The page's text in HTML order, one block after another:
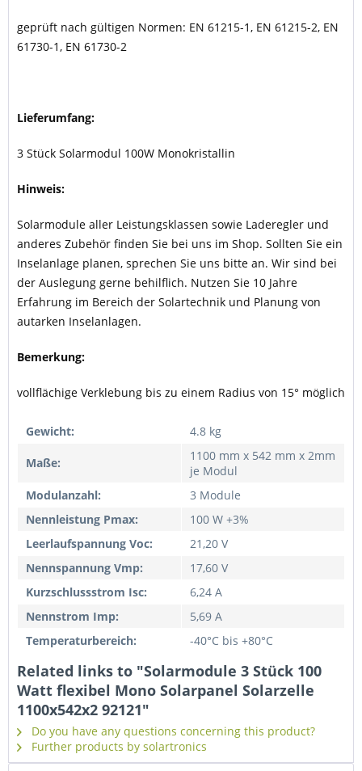
geprüft nach gültigen Normen: EN 61215-1, EN 61215-2, EN
61730-1, EN 61730-2
Lieferumfang:
3 Stück Solarmodul 100W Monokristallin
Hinweis:
Solarmodule aller Leistungsklassen sowie Laderegler und
anderes Zubehör finden Sie bei uns im Shop. Sollten Sie ein
Inselanlage planen, sprechen Sie uns bitte an. Wir sind bei
der Auslegung gerne behilflich. Nutzen Sie 10 Jahre
Erfahrung im Bereich der Solartechnik und Planung von
autarken Inselanlagen.
Bemerkung:
vollflächige Verklebung bis zu einem Radius von 15° möglich
Gewicht: 4.8 kg
Maße:
1100 mm x 542 mm x 2mm
je Modul
Modulanzahl:
3 Module
Nennleistung Pmax:
100 W +3%
Leerlaufspannung Voc:
21,20 V
Nennspannung Vmp:
17,60 V
Kurzschlussstrom Isc:
6,24 A
Nennstrom Imp:
5,69 A
Temperaturbereich:
-40°C bis +80°C
Related links to "Solarmodule 3 Stück 100
Watt flexibel Mono Solarpanel Solarzelle
1100x542x2 92121"
Do you have any questions concerning this product?
Further products by solartronics